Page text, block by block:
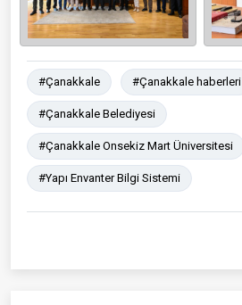
#Çanakkale #Çanakkale haberleri
#Çanakkale Belediyesi
#Çanakkale Onsekiz Mart Üniversitesi
#Yapı Envanter Bilgi Sistemi